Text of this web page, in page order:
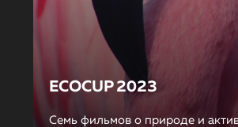
ECOCUP 2023
Семь фильмов о природе и